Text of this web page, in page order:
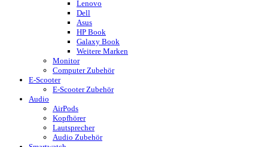
Lenovo
Dell
Asus
HP Book
Galaxy Book
Weitere Marken
Monitor
Computer Zubehör
E-Scooter
E-Scooter Zubehör
Audio
AirPods
Kopfhörer
Lautsprecher
Audio Zubehör